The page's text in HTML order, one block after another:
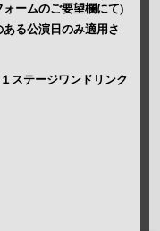
ームのご要望欄にて)
る公演日のみ適用さ
ステージワンドリンク